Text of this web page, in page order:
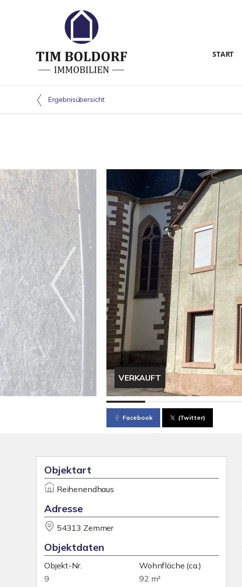
START
Ergebnisübersicht
VERKAUFT
Facebook (Twitter)
Objektart
Reihenendhaus
Adresse
54313 Zemmer
Objektdaten
Objekt-Nr.
9
Wohnfläche (ca.)
92 m²